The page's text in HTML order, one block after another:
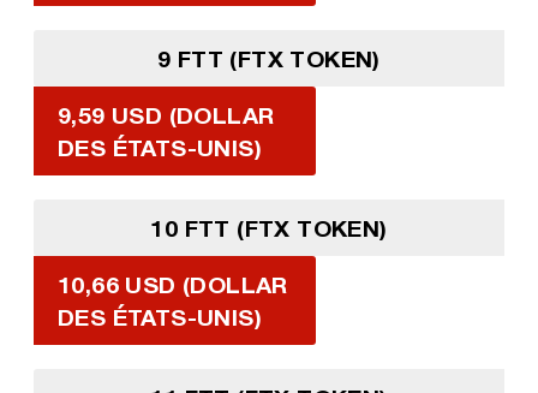
9 FTT (FTX TOKEN)
9,59 USD (DOLLAR
DES ÉTATS-UNIS)
10 FTT (FTX TOKEN)
10,66 USD (DOLLAR
DES ÉTATS-UNIS)